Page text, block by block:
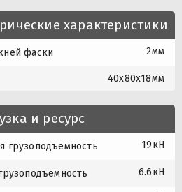
характеристики
фаски 2мм
40x80x18мм
и ресурс
грузоподъемность 19кН
6.6кН